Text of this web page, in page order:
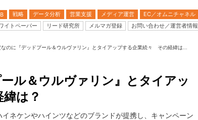
戦略 データ分析 営業支援 メディア運営 EC／オムニチャネル
イトペーパー
リード研究所 メルマガ登録 お問い合わせ／運営者情報
なのに『デッドプール＆ウルヴァリン』とタイアップする企業続々 その経緯は...
ル＆ウルヴァリン』とタイアッ
は？
ネケンやハインツなどのブランドが提携し、キャンペーン